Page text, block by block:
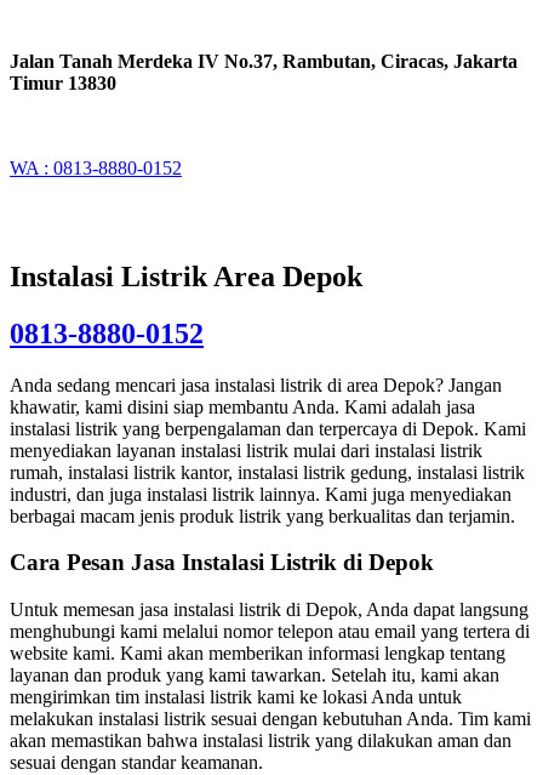
Jalan Tanah Merdeka IV No.37, Rambutan, Ciracas, Jakarta
Timur 13830
WA : 0813-8880-0152
Instalasi Listrik Area Depok
0813-8880-0152
Anda sedang mencari jasa instalasi listrik di area Depok? Jangan
khawatir, kami disini siap membantu Anda. Kami adalah jasa
instalasi listrik yang berpengalaman dan terpercaya di Depok. Kami
menyediakan layanan instalasi listrik mulai dari instalasi listrik
rumah, instalasi listrik kantor, instalasi listrik gedung, instalasi listrik
industri, dan juga instalasi listrik lainnya. Kami juga menyediakan
berbagai macam jenis produk listrik yang berkualitas dan terjamin.
Cara Pesan Jasa Instalasi Listrik di Depok
Untuk memesan jasa instalasi listrik di Depok, Anda dapat langsung
menghubungi kami melalui nomor telepon atau email yang tertera di
website kami. Kami akan memberikan informasi lengkap tentang
layanan dan produk yang kami tawarkan. Setelah itu, kami akan
mengirimkan tim instalasi listrik kami ke lokasi Anda untuk
melakukan instalasi listrik sesuai dengan kebutuhan Anda. Tim kami
akan memastikan bahwa instalasi listrik yang dilakukan aman dan
sesuai dengan standar keamanan.